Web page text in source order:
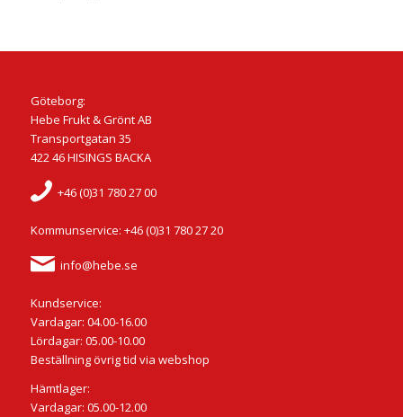
Göteborg:
Hebe Frukt & Grönt AB
Transportgatan 35
422 46 HISINGS BACKA
+46 (0)31 780 27 00
Kommunservice: +46 (0)31 780 27 20
info@hebe.se
Kundservice:
Vardagar: 04.00-16.00
Lördagar: 05.00-10.00
Beställning övrig tid via webshop
Hämtlager:
Vardagar: 05.00-12.00